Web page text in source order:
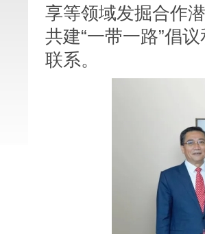
享等领域发掘合作
共建“一带一路”倡
联系。